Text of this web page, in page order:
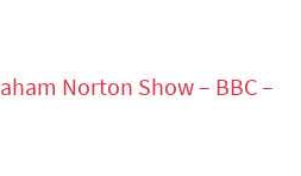
Norton Show – BBC –